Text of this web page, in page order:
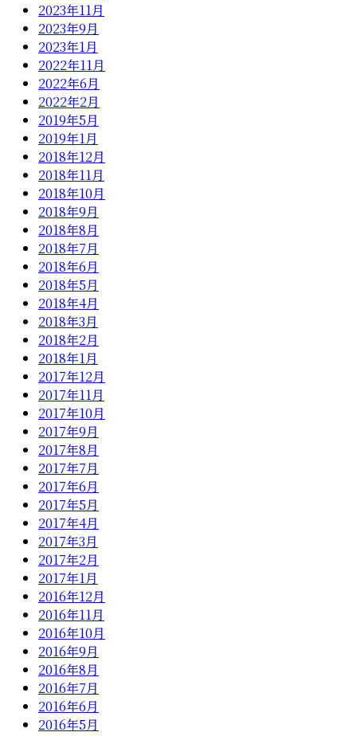
2023年11月
2023年9月
2023年1月
2022年11月
2022年6月
2022年2月
2019年5月
2019年1月
2018年12月
2018年11月
2018年10月
2018年9月
2018年8月
2018年7月
2018年6月
2018年5月
2018年4月
2018年3月
2018年2月
2018年1月
2017年12月
2017年11月
2017年10月
2017年9月
2017年8月
2017年7月
2017年6月
2017年5月
2017年4月
2017年3月
2017年2月
2017年1月
2016年12月
2016年11月
2016年10月
2016年9月
2016年8月
2016年7月
2016年6月
2016年5月